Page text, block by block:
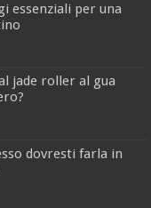
essenziali per una
jade roller al gua
dovresti farla in